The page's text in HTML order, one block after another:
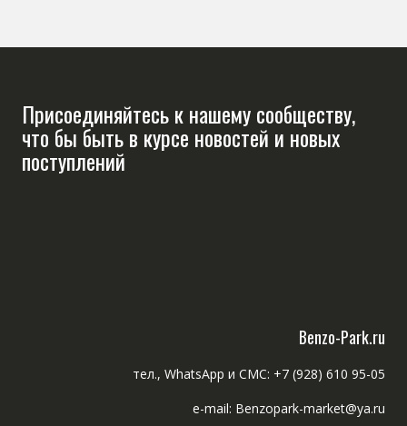
Присоединяйтесь к нашему сообществу,
что бы быть в курсе новостей и новых
поступлений
Benzo-Park.ru
тел., WhatsApp и СМС: +7 (928) 610 95-05
e-mail: Benzopark-market@ya.ru